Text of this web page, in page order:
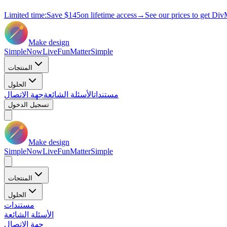
Limited time:Save $145on lifetime access→ See our prices to get
Make design
SimpleNowLiveFunMatterSimple
المنتجات
الحلول
مستنداتالأسئلة الشائعةجهة الاتصال
تسجيل الدخول
Make design
SimpleNowLiveFunMatterSimple
المنتجات
الحلول
مستندات
الأسئلة الشائعة
جهة الاتصال